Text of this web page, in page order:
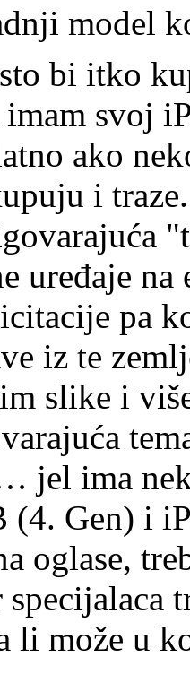
model
bi itko
imam svoj
ako
i traze.
uređaje
pa
iz te
slike i
jel ima
(4. Gen) i
oglase,
li može u